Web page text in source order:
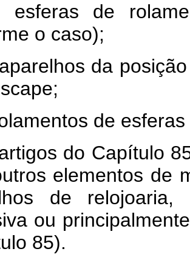
de
o caso);
da
de
do Capítulo
elementos de
de
ou
85).